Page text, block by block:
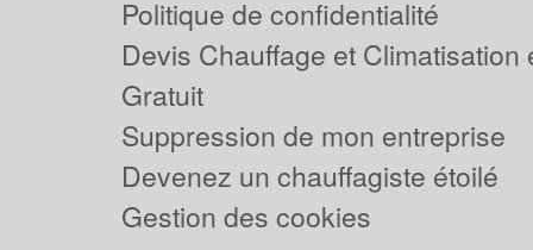
Politique de confidentialité
Devis Chauffage et Climatisation
Gratuit
Suppression de mon entreprise
Devenez un chauffagiste étoilé
Gestion des cookies